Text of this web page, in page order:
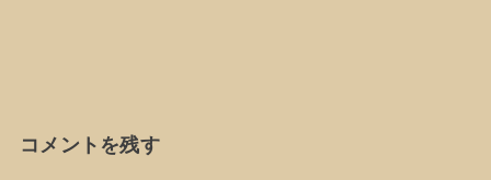
コメントを残す